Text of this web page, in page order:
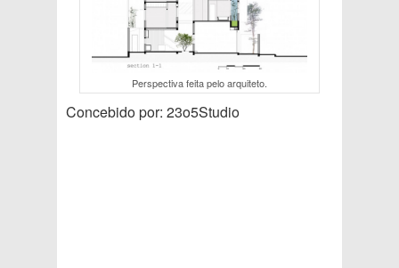
Perspectiva feita pelo arquiteto.
Concebido por: 23o5Studio